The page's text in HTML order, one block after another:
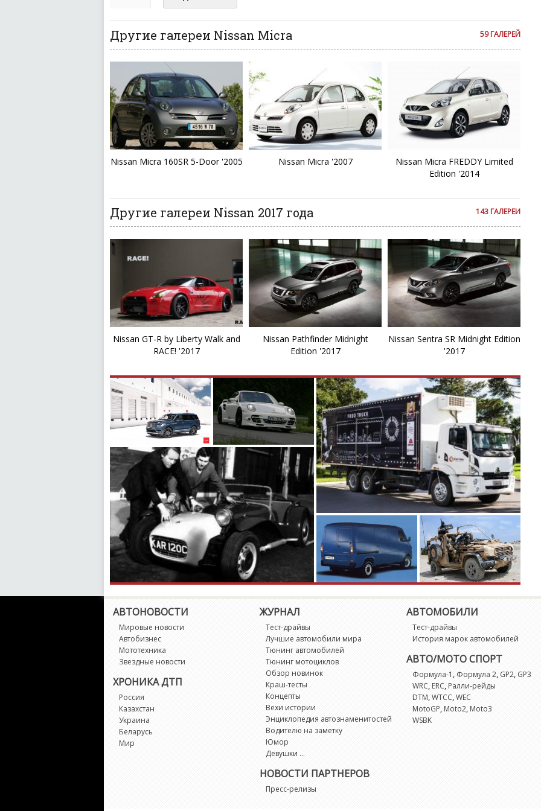
ваш отзыв может появиться на сайте с некоторым опозданием.
59 ГАЛЕРЕЙ
Другие галереи Nissan Micra
Nissan Micra 160SR 5-Door '2005 Nissan Micra '2007
Nissan Micra FREDDY Limited
Edition '2014
143 ГАЛЕРЕИ
Другие галереи Nissan 2017 года
Nissan GT-R by Liberty Walk and
RACE! '2017
Nissan Pathfinder Midnight
Edition '2017
Nissan Sentra SR Midnight Edition
'2017
АВТОНОВОСТИ
Мировые новости
Автобизнес
Мототехника
Звездные новости
ХРОНИКА ДТП
Россия
Казахстан
Украина
Беларусь
Мир
ЖУРНАЛ
Тест-драйвы
Лучшие автомобили мира
Тюнинг автомобилей
Тюнинг мотоциклов
Обзор новинок
Краш-тесты
Концепты
Вехи истории
Энциклопедия автознаменитостей
Водителю на заметку
Юмор
Девушки ...
НОВОСТИ ПАРТНЕРОВ
Пресс-релизы
АВТОМОБИЛИ
Тест-драйвы
История марок автомобилей
АВТО/МОТО СПОРТ
Формула-1 , Формула 2, GP2, GP3
WRC,ERC,Ралли-рейды
DTM,WTCC,WEC
MotoGP,Moto2,Moto3
WSBK